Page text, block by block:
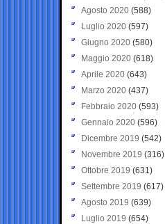
Agosto 2020 (588)
Luglio 2020 (597)
Giugno 2020 (580)
Maggio 2020 (618)
Aprile 2020 (643)
Marzo 2020 (437)
Febbraio 2020 (593)
Gennaio 2020 (596)
Dicembre 2019 (542)
Novembre 2019 (316)
Ottobre 2019 (631)
Settembre 2019 (617)
Agosto 2019 (639)
Luglio 2019 (654)